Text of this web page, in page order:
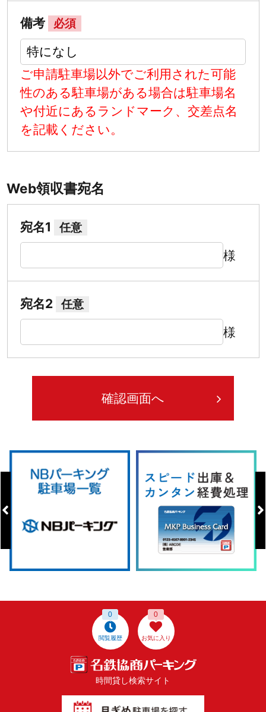
備考 必須
ご申請駐車場以外でご利用された可能
性のある駐車場がある場合は駐車場名
や付近にあるランドマーク、交差点名
を記載ください。
Web領収書宛名
宛名1 任意
様
宛名2 任意
様
閲覧履歴
0
お気に入り
0
時間貸し検索サイト